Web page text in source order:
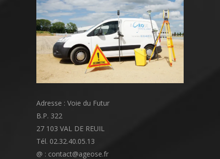
Adresse : Voie du Futur
B.P. 322
27 103 VAL DE REUIL
Tél. 02.32.40.05.13
@ : contact@ageose.fr